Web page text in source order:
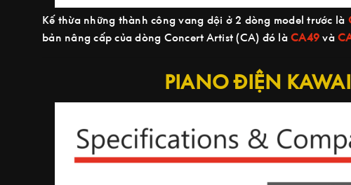
Kế thừa những thành công vang dội ở 2 dòng model trước là
bản nâng cấp của dòng Concert Artist (CA) đó là CA49 và
PIANO ĐIỆN